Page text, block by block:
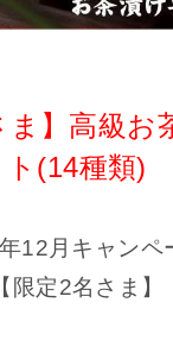
ま】高級お
ト(14種類)
12月キャン
【限定2名さま】